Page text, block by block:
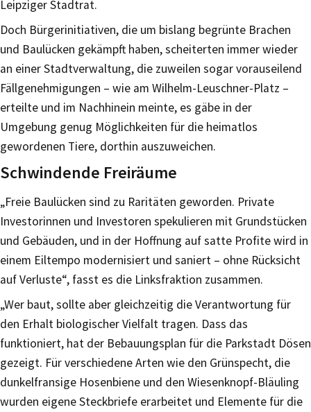
Leipziger Stadtrat.
Doch Bürgerinitiativen, die um bislang begrünte Brachen
und Baulücken gekämpft haben, scheiterten immer wieder
an einer Stadtverwaltung, die zuweilen sogar vorauseilend
Fällgenehmigungen – wie am Wilhelm-Leuschner-Platz –
erteilte und im Nachhinein meinte, es gäbe in der
Umgebung genug Möglichkeiten für die heimatlos
gewordenen Tiere, dorthin auszuweichen.
Schwindende Freiräume
„Freie Baulücken sind zu Raritäten geworden. Private
Investorinnen und Investoren spekulieren mit Grundstücken
und Gebäuden, und in der Hoffnung auf satte Profite wird in
einem Eiltempo modernisiert und saniert – ohne Rücksicht
auf Verluste“, fasst es die Linksfraktion zusammen.
„Wer baut, sollte aber gleichzeitig die Verantwortung für
den Erhalt biologischer Vielfalt tragen. Dass das
funktioniert, hat der Bebauungsplan für die Parkstadt Dösen
gezeigt. Für verschiedene Arten wie den Grünspecht, die
dunkelfransige Hosenbiene und den Wiesenknopf-Bläuling
wurden eigene Steckbriefe erarbeitet und Elemente für die